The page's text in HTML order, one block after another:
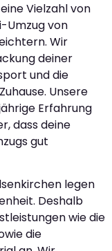
Vielzahl von
Umzug von
Wir
deiner
und die
Unsere
Erfahrung
dass deine
gut
legen
Deshalb
wie die
die